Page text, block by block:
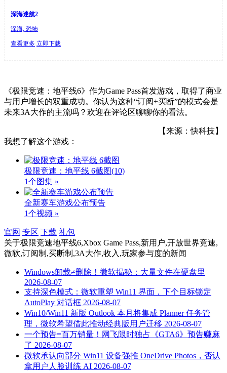
深海迷航2
深海, 恐怖
查看更多 立即下载
《极限竞速：地平线6》作为Game Pass首发游戏，取得了商业
与用户增长的双重成功。你认为这种“订阅+买断”的模式会是
未来3A大作的主流吗？欢迎在评论区聊聊你的看法。
【来源：快科技】
我想了解这个游戏：
极限竞速：地平线 6截图(10)
1个图集 »
全新赛车游戏公布预告
1个视频 »
官网 专区 下载 礼包
关于极限竞速地平线6,Xbox Game Pass,新用户,开放世界竞速,
微软,订阅制,买断制,3A大作,收入,玩家参与度的新闻
Windows卸载≠删除！微软揭秘：大量文件在硬盘里
2026-08-07
支持深色模式：微软重塑 Win11 界面，下个目标锁定
AutoPlay 对话框 2026-08-07
Win10/Win11 新版 Outlook 本月将集成 Planner 任务管
理，微软希望借此推动经典版用户迁移 2026-08-07
一个预告=百万销量！网飞限时独占《GTA6》预告赚麻
了 2026-08-07
微软承认向部分 Win11 设备强推 OneDrive Photos，否认
拿用户人脸训练 AI 2026-08-07